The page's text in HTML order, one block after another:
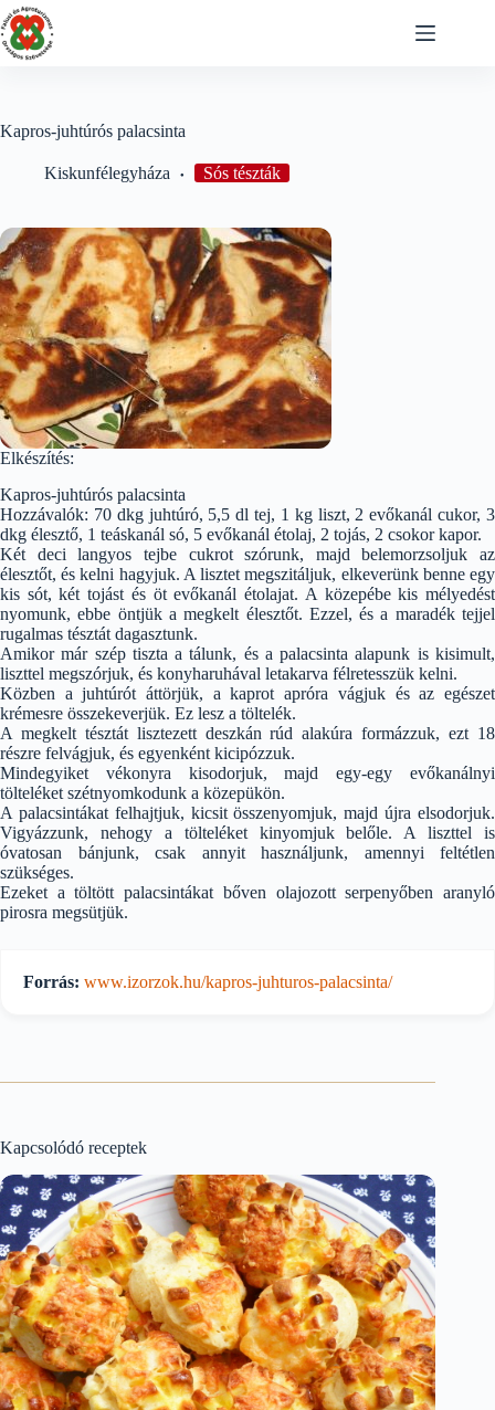
Skip
to
content
Kapros-juhtúrós palacsinta
Kiskunfélegyháza Sós tészták
Elkészítés:
Kapros-juhtúrós palacsinta
Hozzávalók: 70 dkg juhtúró, 5,5 dl tej, 1 kg liszt, 2 evőkanál cukor, 3
dkg élesztő, 1 teáskanál só, 5 evőkanál étolaj, 2 tojás, 2 csokor kapor.
Két deci langyos tejbe cukrot szórunk, majd belemorzsoljuk az
élesztőt, és kelni hagyjuk. A lisztet megszitáljuk, elkeverünk benne egy
kis sót, két tojást és öt evőkanál étolajat. A közepébe kis mélyedést
nyomunk, ebbe öntjük a megkelt élesztőt. Ezzel, és a maradék tejjel
rugalmas tésztát dagasztunk.
Amikor már szép tiszta a tálunk, és a palacsinta alapunk is kisimult,
liszttel megszórjuk, és konyharuhával letakarva félretesszük kelni.
Közben a juhtúrót áttörjük, a kaprot apróra vágjuk és az egészet
krémesre összekeverjük. Ez lesz a töltelék.
A megkelt tésztát lisztezett deszkán rúd alakúra formázzuk, ezt 18
részre felvágjuk, és egyenként kicipózzuk.
Mindegyiket vékonyra kisodorjuk, majd egy-egy evőkanálnyi
tölteléket szétnyomkodunk a közepükön.
A palacsintákat felhajtjuk, kicsit összenyomjuk, majd újra elsodorjuk.
Vigyázzunk, nehogy a tölteléket kinyomjuk belőle. A liszttel is
óvatosan bánjunk, csak annyit használjunk, amennyi feltétlen
szükséges.
Ezeket a töltött palacsintákat bőven olajozott serpenyőben aranyló
pirosra megsütjük.
Forrás: www.izorzok.hu/kapros-juhturos-palacsinta/
Kapcsolódó receptek